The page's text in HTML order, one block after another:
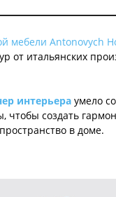
мебели Antonovych
от итальянских
интерьера умело
чтобы создать
в доме.